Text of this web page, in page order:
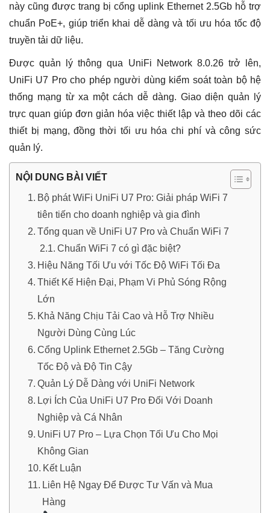
này cũng được trang bị cổng uplink Ethernet 2.5Gb hỗ trợ
chuẩn PoE+, giúp triển khai dễ dàng và tối ưu hóa tốc độ
truyền tải dữ liệu.
Được quản lý thông qua UniFi Network 8.0.26 trở lên,
UniFi U7 Pro cho phép người dùng kiểm soát toàn bộ hệ
thống mạng từ xa một cách dễ dàng. Giao diện quản lý
trực quan giúp đơn giản hóa việc thiết lập và theo dõi các
thiết bị mạng, đồng thời tối ưu hóa chi phí và công sức
quản lý.
NỘI DUNG BÀI VIẾT
Bộ phát WiFi UniFi U7 Pro: Giải pháp WiFi 7
tiên tiến cho doanh nghiệp và gia đình
Tổng quan về UniFi U7 Pro và Chuẩn WiFi 7
Chuẩn WiFi 7 có gì đặc biệt?
Hiệu Năng Tối Ưu với Tốc Độ WiFi Tối Đa
Thiết Kế Hiện Đại, Phạm Vi Phủ Sóng Rộng
Lớn
Khả Năng Chịu Tải Cao và Hỗ Trợ Nhiều
Người Dùng Cùng Lúc
Cổng Uplink Ethernet 2.5Gb – Tăng Cường
Tốc Độ và Độ Tin Cậy
Quản Lý Dễ Dàng với UniFi Network
Lợi Ích Của UniFi U7 Pro Đối Với Doanh
Nghiệp và Cá Nhân
UniFi U7 Pro – Lựa Chọn Tối Ưu Cho Mọi
Không Gian
Kết Luận
Liên Hệ Ngay Để Được Tư Vấn và Mua
Hàng